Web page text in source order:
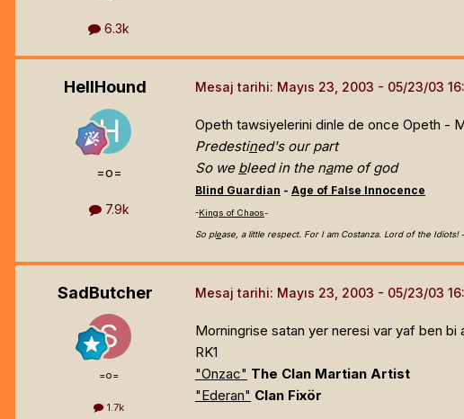
6.3k
HellHound
=o=
7.9k
Mesaj tarihi: Mayıs 23, 2003
Opeth tawsiyelerini dinle de once Opeth -
Predestined's our part
So we bleed in the name of god
Blind Guardian - Age of False Innocence
-Kings of Chaos-
So please, a little respect. For I am Costanza. Lord of the Idiots!-
SadButcher
=o=
1.7k
Mesaj tarihi: Mayıs 23, 2003
Morningrise satan yer neresi var yaf ben bi
RK1
"Onzac" The Clan Martian Artist
"Ederan" Clan Fixör